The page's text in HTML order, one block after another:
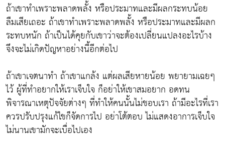
ถ้าเขาทำเพราะพลาดพลั้ง หรือประมาทและมีผลกระทบน้อย
ลืมเสียเถอะ ถ้าเขาทำเพราะพลาดพลั้ง หรือประมาทและมีผลก
ระทบหนัก ถ้าเป็นได้คุยกับเขาว่าจะต้องเปลี่ยนแปลงอะไรบ้าง
จึงจะไม่เกิดปัญหาอย่างนี้อีกต่อไป
ถ้าเขาเจตนาทำ ถ้าเขาแกล้ง แต่ผลเสียหายน้อย พยายามเฉยๆ
ไว้ ผู้ที่ทำอยากให้เราเจ็บใจ ก็อย่าให้เขาสมอยาก อดทน
พิจารณาเหตุปัจจัยต่างๆ ที่ทำให้คนนั้นไม่ชอบเรา ถ้ามีอะไรที่เรา
ควรปรับปรุงแก้ไขก็จัดการไป อย่าโต้ตอบ ไม่แสดงอาการเจ็บใจ
ไม่นานเขามักจะเบื่อไปเอง